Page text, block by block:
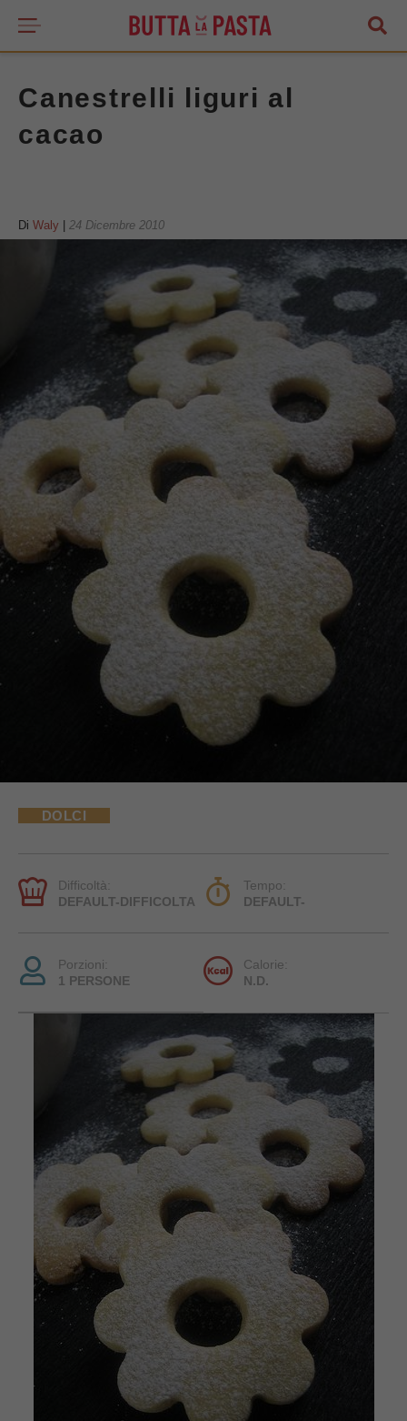
Canestrelli liguri al
cacao
Di Waly 24 Dicembre 2010
DOLCI
Difficoltà:
DEFAULT-DIFFICOLTA
Tempo:
DEFAULT-
Porzioni:
1 PERSONE
Calorie:
N.D.